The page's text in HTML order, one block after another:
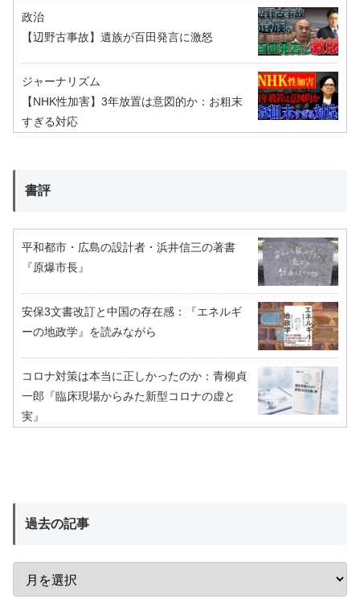
政治
【辺野古事故】遺族が百田発言に激怒
ジャーナリズム
【NHK性加害】3年放置は意図的か：お粗末
すぎる対応
書評
平和都市・広島の設計者・浜井信三の著書
『原爆市長』
安保3文書改訂と中国の存在感：『エネルギ
ーの地政学』を読みながら
コロナ対策は本当に正しかったのか：青柳貞
一郎『臨床現場からみた新型コロナの虚と
実』
過去の記事